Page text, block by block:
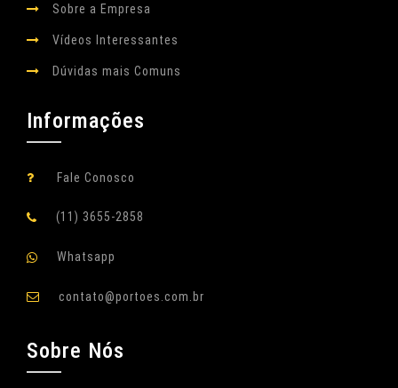
Sobre a Empresa
Vídeos Interessantes
Dúvidas mais Comuns
Informações
Fale Conosco
(11) 3655-2858
Whatsapp
contato@portoes.com.br
Sobre Nós